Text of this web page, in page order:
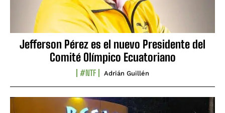
Jefferson Pérez es el nuevo Presidente del
Comité Olímpico Ecuatoriano
#NTF Adrián Guillén